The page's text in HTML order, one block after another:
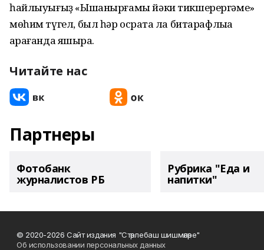
һайлыуығыҙ «Ышанырғамы йәки тикшерергәме»
мөһим түгел, был һәр осраҡта ла битарафлыҡҡа
ҡарағанда яҡшыраҡ.
Читайте нас
Партнеры
Фотобанк
журналистов РБ
Рубрика "Еда и
напитки"
© 2020-2026 Сайт издания "Стәрлебаш шишмәләре"
Об использовании персональных данных